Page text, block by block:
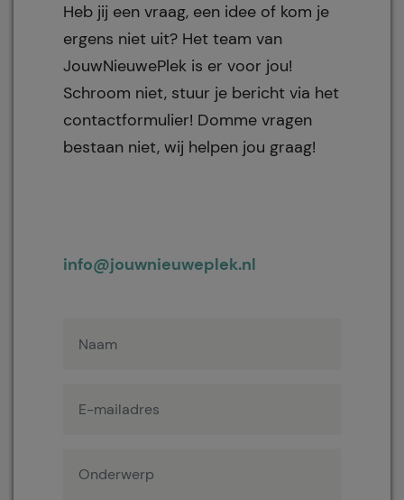
Heb jij een vraag, een idee of kom je
ergens niet uit? Het team van
JouwNieuwePlek is er voor jou!
Schroom niet, stuur je bericht via het
contactformulier! Domme vragen
bestaan niet, wij helpen jou graag!
info@jouwnieuweplek.nl